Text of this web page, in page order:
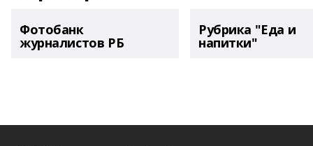
Фотобанк
журналистов РБ
Рубрика "Еда и
напитки"